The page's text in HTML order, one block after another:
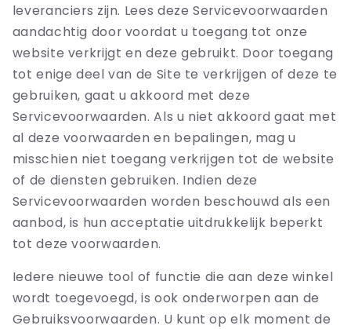
leveranciers zijn. Lees deze Servicevoorwaarden
aandachtig door voordat u toegang tot onze
website verkrijgt en deze gebruikt. Door toegang
tot enige deel van de Site te verkrijgen of deze te
gebruiken, gaat u akkoord met deze
Servicevoorwaarden. Als u niet akkoord gaat met
al deze voorwaarden en bepalingen, mag u
misschien niet toegang verkrijgen tot de website
of de diensten gebruiken. Indien deze
Servicevoorwaarden worden beschouwd als een
aanbod, is hun acceptatie uitdrukkelijk beperkt
tot deze voorwaarden.
Iedere nieuwe tool of functie die aan deze winkel
wordt toegevoegd, is ook onderworpen aan de
Gebruiksvoorwaarden. U kunt op elk moment de